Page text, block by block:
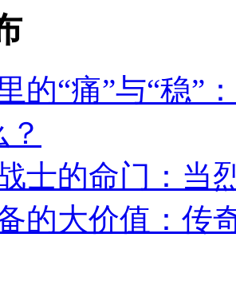
的“痛”与“稳”
士的命门：当
的大价值：传